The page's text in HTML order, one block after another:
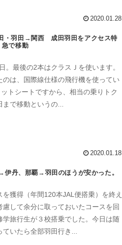
2020.01.28
羽田→関西 成田羽田をアクセス特
急で移動
最後の2本はクラスＪを使います。
は、国際線仕様の飛行機を使ってい
トシートですから、相当の乗りトク
で移動というの...
2020.01.18
、那覇→羽田のほうが安かった。
獲得（年間120本JAL便搭乗）を終え
して余分に取っておいたコースを回
旅行生が３校搭乗でした。今日は随
いたら全部羽田行き...